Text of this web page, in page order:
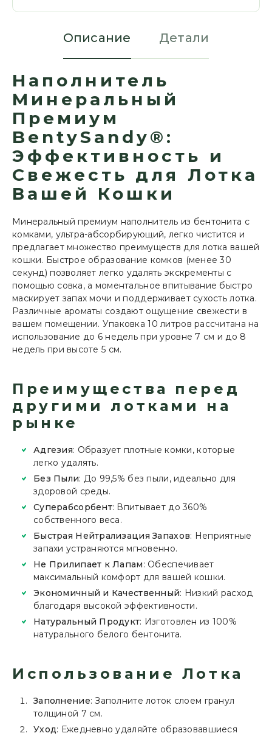
Описание Детали
Наполнитель
Минеральный
Премиум
BentySandy®:
Эффективность и
Свежесть для Лотка
Вашей Кошки
Минеральный премиум наполнитель из бентонита с
комками, ультра-абсорбирующий, легко чистится и
предлагает множество преимуществ для лотка вашей
кошки. Быстрое образование комков (менее 30
секунд) позволяет легко удалять экскременты с
помощью совка, а моментальное впитывание быстро
маскирует запах мочи и поддерживает сухость лотка.
Различные ароматы создают ощущение свежести в
вашем помещении. Упаковка 10 литров рассчитана на
использование до 6 недель при уровне 7 см и до 8
недель при высоте 5 см.
Преимущества перед
другими лотками на
рынке
Адгезия: Образует плотные комки, которые
легко удалять.
Без Пыли: До 99,5% без пыли, идеально для
здоровой среды.
Суперабсорбент: Впитывает до 360%
собственного веса.
Быстрая Нейтрализация Запахов: Неприятные
запахи устраняются мгновенно.
Не Прилипает к Лапам: Обеспечивает
максимальный комфорт для вашей кошки.
Экономичный и Качественный: Низкий расход
благодаря высокой эффективности.
Натуральный Продукт: Изготовлен из 100%
натурального белого бентонита.
Использование Лотка
Заполнение: Заполните лоток слоем гранул
толщиной 7 см.
Уход: Ежедневно удаляйте образовавшиеся